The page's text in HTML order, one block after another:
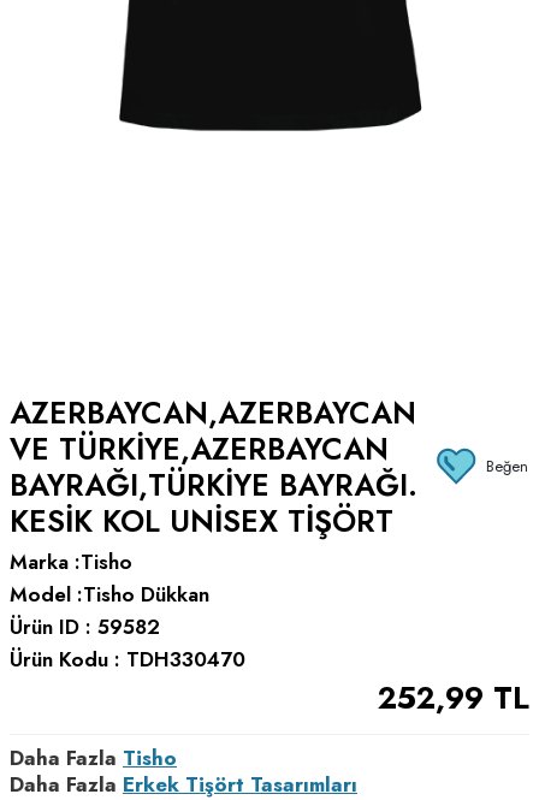
AZERBAYCAN,AZERBAYCAN
VE TÜRKIYE,AZERBAYCAN
BAYRAĞI,TÜRKIYE BAYRAĞI.
KESIK KOL UNISEX TIŞÖRT
Beğen
Marka :Tisho
Model :Tisho Dükkan
Ürün ID : 59582
Ürün Kodu : TDH330470
252,99 TL
Daha Fazla Tisho
Daha Fazla Erkek Tişört Tasarımları